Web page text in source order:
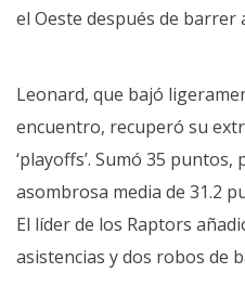
el Oeste después de barrer
Leonard, que bajó
encuentro, recuperó su
‘playoffs’. Sumó 35
asombrosa media de 31.2
El líder de los Raptors
asistencias y dos robos de